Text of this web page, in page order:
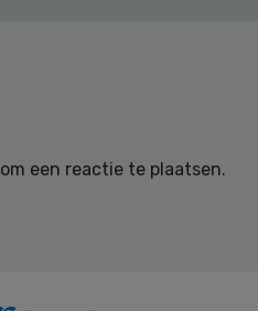
om een reactie te plaatsen.